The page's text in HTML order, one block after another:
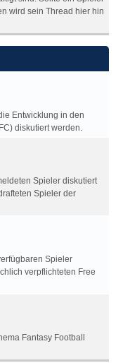
wird sein Thread hier hin
Entwicklung in den
diskutiert werden.
Spieler diskutiert
Spieler der
Spieler
verpflichteten Free
Fantasy Football